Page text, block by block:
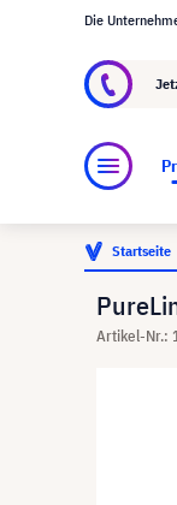
Über
Die
Startseite
Artikel-Nr.: